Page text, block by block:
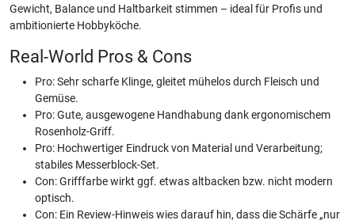
Gewicht, Balance und Haltbarkeit stimmen – ideal für Profis und
ambitionierte Hobbyköche.
Real-World Pros & Cons
Pro: Sehr scharfe Klinge, gleitet mühelos durch Fleisch und
Gemüse.
Pro: Gute, ausgewogene Handhabung dank ergonomischem
Rosenholz-Griff.
Pro: Hochwertiger Eindruck von Material und Verarbeitung;
stabiles Messerblock-Set.
Con: Grifffarbe wirkt ggf. etwas altbacken bzw. nicht modern
optisch.
Con: Ein Review-Hinweis wies darauf hin, dass die Schärfe „nur